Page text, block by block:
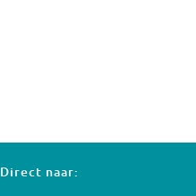
Direct naar: